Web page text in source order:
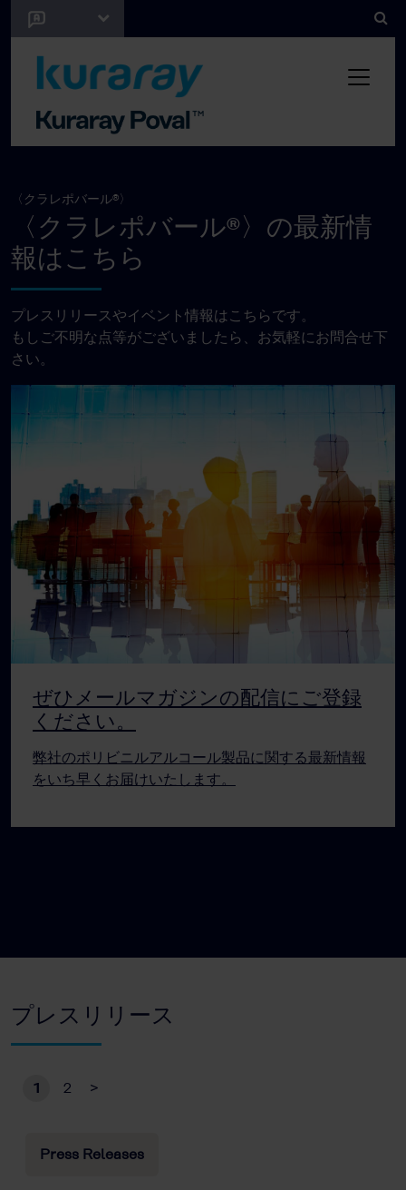
〈クラレポバール®〉
〈クラレポバール®〉の最新情
報はこちら
プレスリリースやイベント情報はこちらです。
もしご不明な点等がございましたら、お気軽にお問合せ下
さい。
ぜひメールマガジンの配信にご登録
ください。
弊社のポリビニルアルコール製品に関する最新情報
をいち早くお届けいたします。
プレスリリース
1 2 >
Press Releases